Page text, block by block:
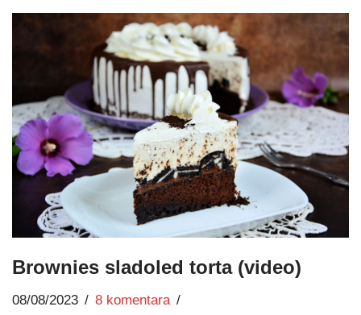
Brownies sladoled torta (video)
08/08/2023
8 komentara